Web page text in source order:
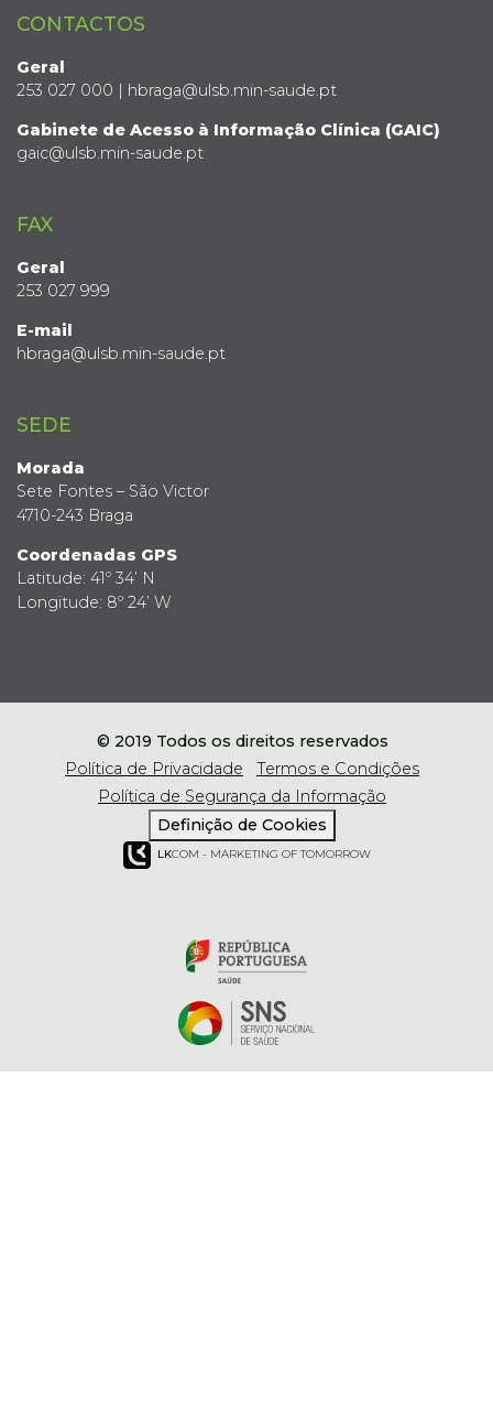
CONTACTOS
Geral
253 027 000 | hbraga@ulsb.min-saude.pt
Gabinete de Acesso à Informação Clínica (GAIC)
gaic@ulsb.min-saude.pt
FAX
Geral
253 027 999
E-mail
hbraga@ulsb.min-saude.pt
SEDE
Morada
Sete Fontes – São Victor
4710-243 Braga
Coordenadas GPS
Latitude: 41º 34’ N
Longitude: 8º 24’ W
© 2019 Todos os direitos reservados
Política de Privacidade
Termos e Condições
Política de Segurança da Informação
Definição de Cookies
LKCOM - MARKETING OF TOMORROW